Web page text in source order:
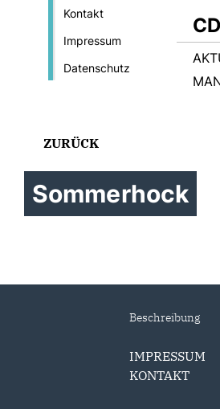
Kontakt
Impressum
Datenschutz
ZURÜCK
Sommerhock
Beschreibung
IMPRESSUM
KONTAKT